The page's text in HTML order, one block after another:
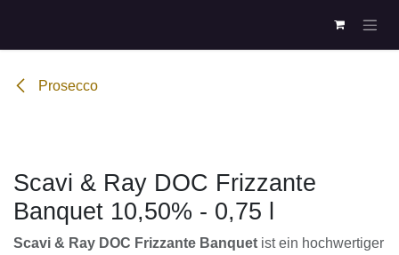
Prosecco
Scavi & Ray DOC Frizzante Banquet 10,50% -
0,75 l
Scavi & Ray DOC Frizzante Banquetist ein